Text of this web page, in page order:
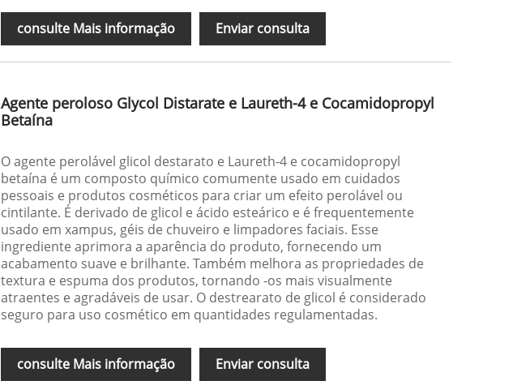
consulte Mais informação Enviar consulta
Agente peroloso Glycol Distarate e Laureth-4 e Cocamidopropyl
Betaína
O agente perolável glicol destarato e Laureth-4 e cocamidopropyl
betaína é um composto químico comumente usado em cuidados
pessoais e produtos cosméticos para criar um efeito perolável ou
cintilante. É derivado de glicol e ácido esteárico e é frequentemente
usado em xampus, géis de chuveiro e limpadores faciais. Esse
ingrediente aprimora a aparência do produto, fornecendo um
acabamento suave e brilhante. Também melhora as propriedades de
textura e espuma dos produtos, tornando -os mais visualmente
atraentes e agradáveis de usar. O destrearato de glicol é considerado
seguro para uso cosmético em quantidades regulamentadas.
consulte Mais informação Enviar consulta